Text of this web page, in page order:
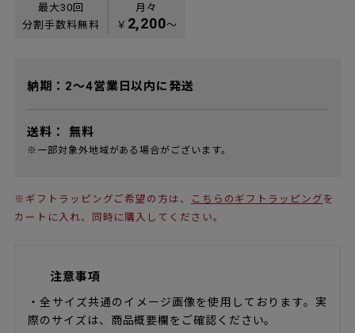
最大30回
分割手数料無料
月々
￥ 2,200〜
納期：2～4営業日以内に発送
送料： 無料
※一部対象外地域がある場合がございます。
※ギフトラッピングご希望の方は、 こちらのギフトラッピング を
カートに入れ、同時に購入してください。
注意事項
・全サイズ共通のイメージ画像を使用しております。実
際のサイズは、商品概要欄をご確認ください。